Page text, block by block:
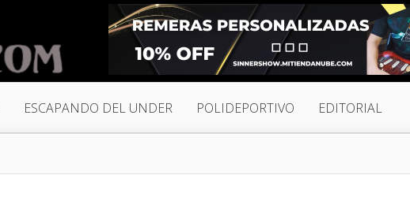
ESCAPANDO DEL UNDER POLIDEPORTIVO EDITORIAL